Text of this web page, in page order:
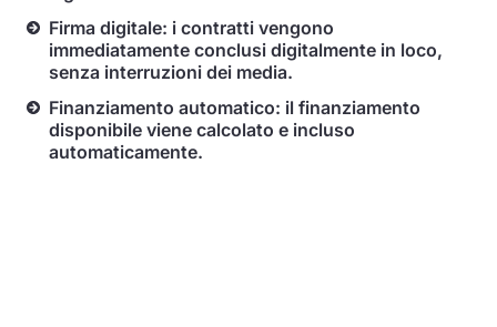
Firma digitale: i contratti vengono
immediatamente conclusi digitalmente in loco,
senza interruzioni dei media.
Finanziamento automatico: il finanziamento
disponibile viene calcolato e incluso
automaticamente.